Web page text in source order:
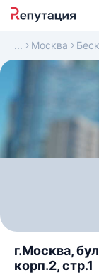
Москва
г.Москва,
корп.2, стр.1